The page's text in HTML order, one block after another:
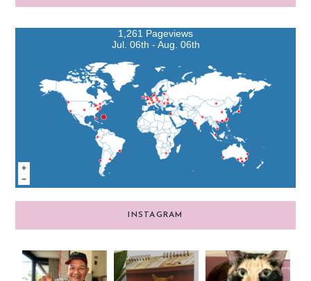
1,261 Pageviews
Jul. 06th - Aug. 06th
INSTAGRAM